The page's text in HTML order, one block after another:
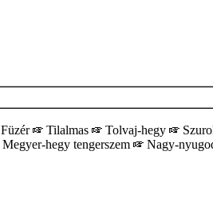
Füzér Tilalmas Tolvaj-hegy
Megyer-hegy tengerszem Nagy-